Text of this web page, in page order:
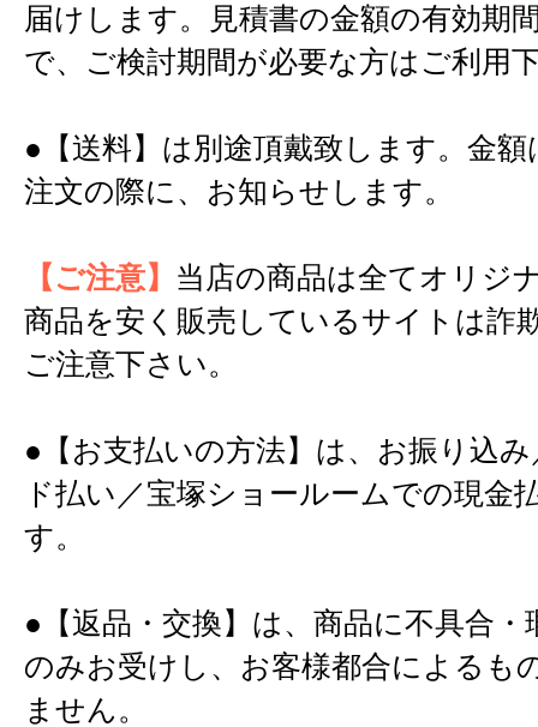
届けします。見積書の金額の有効期
で、ご検討期間が必要な方はご利用
●【送料】は別途頂戴致します。金
注文の際に、お知らせします。
【ご注意】 当店の商品は全てオリジ
商品を安く販売しているサイトは詐
ご注意下さい。
●【お支払いの方法】は、お振り込
ド払い／宝塚ショールームでの現金
す。
●【返品・交換】は、商品に不具合・
のみお受けし、お客様都合によるも
ません。